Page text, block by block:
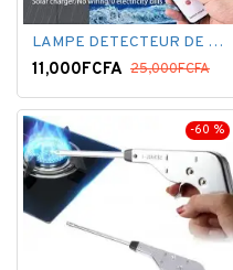
LAMPE DETECTEUR DE MOUVEMENT SOLAR SENSOR LIGHT
11,000FCFA 25,000FCFA
-60 %